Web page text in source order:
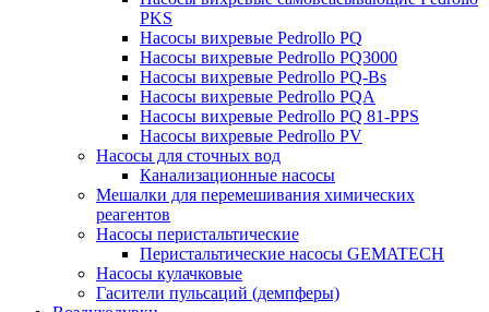
PKS
Насосы вихревые Pedrollo PQ
Насосы вихревые Pedrollo PQ3000
Насосы вихревые Pedrollo PQ-Bs
Насосы вихревые Pedrollo PQA
Насосы вихревые Pedrollo PQ 81-PPS
Насосы вихревые Pedrollo PV
Насосы для сточных вод
Канализационные насосы
Мешалки для перемешивания химических
реагентов
Насосы перистальтические
Перистальтические насосы GEMATECH
Насосы кулачковые
Гасители пульсаций (демпферы)